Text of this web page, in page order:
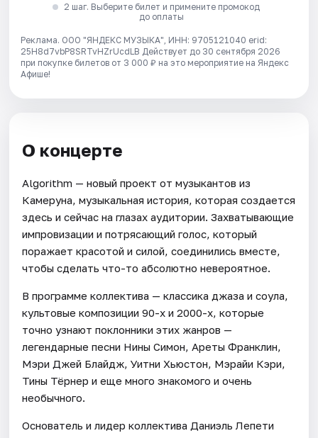
2 шаг. Выберите билет и примените промокод
до оплаты
Реклама. ООО "ЯНДЕКС МУЗЫКА", ИНН: 9705121040 erid:
25H8d7vbP8SRTvHZrUcdLB Действует до 30 сентября 2026
при покупке билетов от 3 000 ₽ на это мероприятие на Яндекс
Афише!
О концерте
Algorithm — новый проект от музыкантов из
Камеруна, музыкальная история, которая создается
здесь и сейчас на глазах аудитории. Захватывающие
импровизации и потрясающий голос, который
поражает красотой и силой, соединились вместе,
чтобы сделать что-то абсолютно невероятное.
В программе коллектива — классика джаза и соула,
культовые композиции 90-х и 2000-х, которые
точно узнают поклонники этих жанров —
легендарные песни Нины Симон, Ареты Франклин,
Мэри Джей Блайдж, Уитни Хьюстон, Мэрайи Кэри,
Тины Тёрнер и еще много знакомого и очень
необычного.
Основатель и лидер коллектива Даниэль Лепети